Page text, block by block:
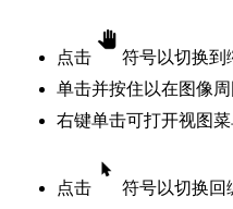
点击
符号以切换到
单击并按住以在图像周
右键单击可打开视图菜
点击 符号以切换回